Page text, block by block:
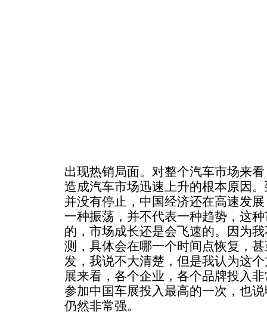
出现热销局面。对整个汽车市场来
造成汽车市场迅速上升的根本原因
并没有停止，中国经济还在高速发
一种振荡，并不代表一种趋势，这
的，市场成长还是会飞速的。因为
测，具体会在哪一个时间点恢复，
发，我说不大清楚，但是我认为这
展来看，各个企业，各个品牌投入
参加中国车展投入最高的一次，也
仍然非常强。